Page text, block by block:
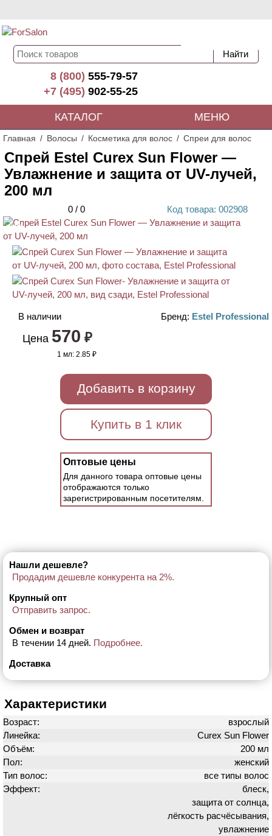
8 (800)555-79-57
+7 (495)902-55-25
КАТАЛОГ МЕНЮ
Главная Волосы Косметика для волос Спреи для волос
Спрей Estel Curex Sun Flower —
Увлажнение и защита от UV-лучей,
200 мл
0 / 0 Код товара: 002908
ХИТ
В наличии Бренд: Estel Professional
Цена 570 ₽
1 мл:2.85 ₽
Добавить в корзину
Купить в 1 клик
Оптовые цены
Для данного товара оптовые цены
отображаются только
зарегистрированным посетителям.
Нашли дешевле?
Продадим дешевле конкурента на 2%.
Крупный опт
Отправить запрос.
Обмен и возврат
В течении 14 дней. Подробнее.
Доставка
Характеристики
Возраст:
взрослый
Линейка:
Curex Sun Flower
Объём:
200 мл
Пол:
женский
Тип волос:
все типы волос
Эффект:
блеск,
защита от солнца,
лёгкость расчёсывания,
увлажнение